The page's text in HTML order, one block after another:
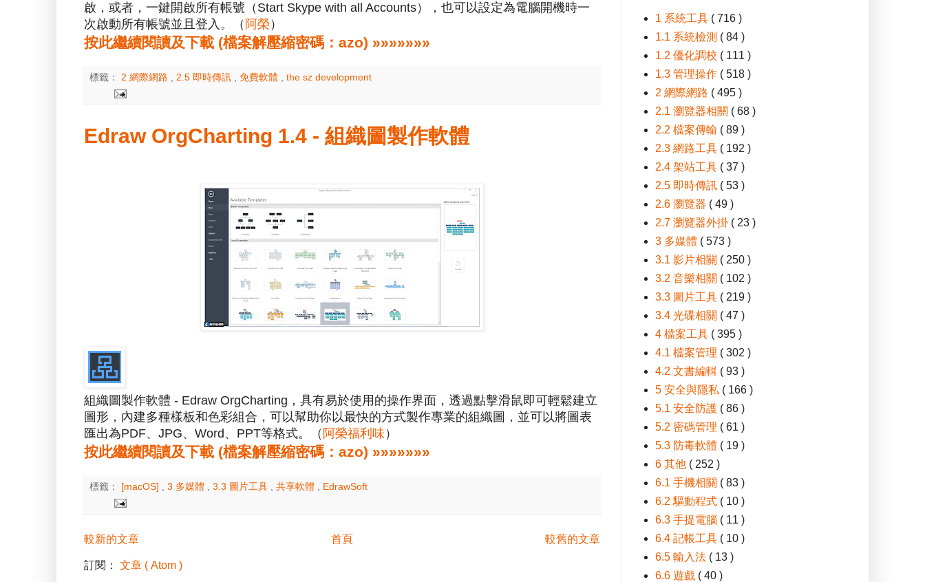
啟，或者，一鍵開啟所有帳號（Start Skype with all Accounts），也可以設定為電腦開機時一
次啟動所有帳號並且登入。（ 阿榮 ）
按此繼續閱讀及下載 (檔案解壓縮密碼：azo) »»»»»»»
標籤： 2 網際網路 2.5 即時傳訊 免費軟體 the sz development
Edraw OrgCharting 1.4 - 組織圖製作軟體
組織圖製作軟體 - Edraw OrgCharting，具有易於使用的操作界面，透過點擊滑鼠即可輕鬆建立
圖形，內建多種樣板和色彩組合，可以幫助你以最快的方式製作專業的組織圖，並可以將圖表
匯出為PDF、JPG、Word、PPT等格式。（ 阿榮福利味 ）
按此繼續閱讀及下載 (檔案解壓縮密碼：azo) »»»»»»»
標籤： [macOS] , 3 多媒體 , 3.3 圖片工具 , 共享軟體 , EdrawSoft
較新的文章 較舊的文章
首頁
訂閱： 文章 ( Atom )
1 系統工具 ( 716 )
1.1 系統檢測 ( 84 )
1.2 優化調校 ( 111 )
1.3 管理操作 ( 518 )
2 網際網路 ( 495 )
2.1 瀏覽器相關 ( 68 )
2.2 檔案傳輸 ( 89 )
2.3 網路工具 ( 192 )
2.4 架站工具 ( 37 )
2.5 即時傳訊 ( 53 )
2.6 瀏覽器 ( 49 )
2.7 瀏覽器外掛 ( 23 )
3 多媒體 ( 573 )
3.1 影片相關 ( 250 )
3.2 音樂相關 ( 102 )
3.3 圖片工具 ( 219 )
3.4 光碟相關 ( 47 )
4 檔案工具 ( 395 )
4.1 檔案管理 ( 302 )
4.2 文書編輯 ( 93 )
5 安全與隱私 ( 166 )
5.1 安全防護 ( 86 )
5.2 密碼管理 ( 61 )
5.3 防毒軟體 ( 19 )
6 其他 ( 252 )
6.1 手機相關 ( 83 )
6.2 驅動程式 ( 10 )
6.3 手提電腦 ( 11 )
6.4 記帳工具 ( 10 )
6.5 輸入法 ( 13 )
6.6 遊戲 ( 40 )